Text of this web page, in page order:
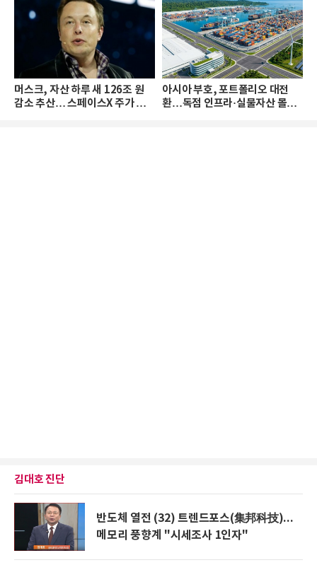
머스크, 자산 하루 새 126조 원
감소 추산… 스페이스X 주가 하
아시아 부호, 포트폴리오 대전
환…독점 인프라·실물자산 몰린
김대호 진단
반도체 열전 (32) 트렌드포스(集邦科技)...
메모리 풍향계 "시세조사 1인자"